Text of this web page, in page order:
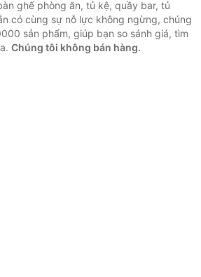
ghế phòng ăn, tủ kệ, quầy bar, tủ
có cùng sự nỗ lực không ngừng, chúng
sản phẩm, giúp bạn so sánh giá, tìm
Chúng tôi không bán hàng.